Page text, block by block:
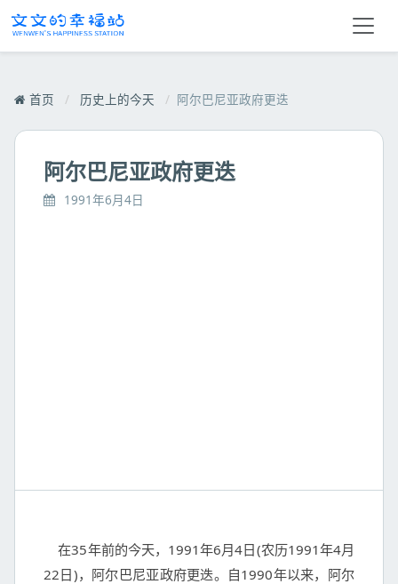
首页 / 历史上的今天 / 阿尔巴尼亚政府更迭
阿尔巴尼亚政府更迭
1991年6月4日
在35年前的今天，1991年6月4日(农历1991年4月
22日)，阿尔巴尼亚政府更迭。自1990年以来，阿尔